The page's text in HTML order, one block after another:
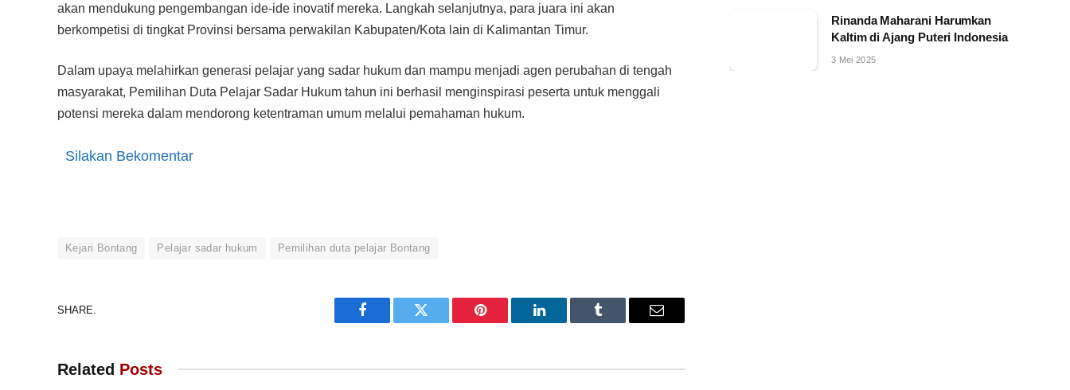
akan mendukung pengembangan ide-ide inovatif mereka. Langkah selanjutnya, para juara ini akan
berkompetisi di tingkat Provinsi bersama perwakilan Kabupaten/Kota lain di Kalimantan Timur.
Dalam upaya melahirkan generasi pelajar yang sadar hukum dan mampu menjadi agen perubahan di tengah
masyarakat, Pemilihan Duta Pelajar Sadar Hukum tahun ini berhasil menginspirasi peserta untuk menggali
potensi mereka dalam mendorong ketentraman umum melalui pemahaman hukum.
Silakan Bekomentar
Kejari Bontang Pelajar sadar hukum Pemilihan duta pelajar Bontang
SHARE.
Facebook Twitter Pinterest LinkedIn Tumblr Email
Related Posts
Rinanda Maharani Harumkan
Kaltim di Ajang Puteri Indonesia
3 Mei 2025